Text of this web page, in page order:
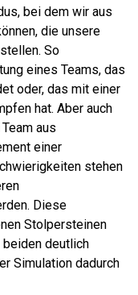
bei dem wir aus
die unsere
So
eines Teams, das
oder, das mit einer
hat. Aber auch
aus
einer
stehen
Diese
Stolpersteinen
deutlich
Simulation dadurch